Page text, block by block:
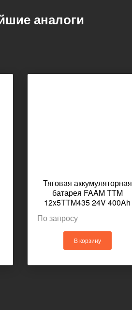
аналоги
Тяговая аккумуляторная
батарея FAAM TTM
12x5TTM435 24V 400Ah
По запросу
В корзину